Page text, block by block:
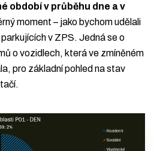
období v průběhu dne a v
moment – jako bychom udělali
v ZPS. Jedná se o
o vozidlech, která ve zmíněném
pro základní pohled na stav